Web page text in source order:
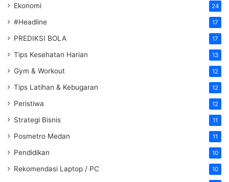
Ekonomi 24
#Headline 17
PREDIKSI BOLA 17
Tips Kesehatan Harian 13
Gym & Workout 12
Tips Latihan & Kebugaran 12
Peristiwa 12
Strategi Bisnis 11
Posmetro Medan 11
Pendidikan 10
Rekomendasi Laptop / PC 10